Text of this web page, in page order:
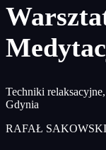
Techniki
Gdynia
RAFAŁ SAKOWSKI